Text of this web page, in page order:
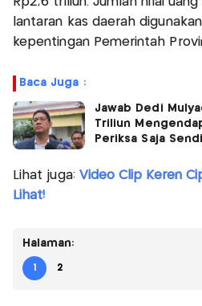
lantaran kas daerah
kepentingan Pemerintah
Baca Juga :
Jawab Dedi
Triliun
Periksa Saja
Lihat juga: Video Clip Keren
Lihat!
Halaman:
1 2